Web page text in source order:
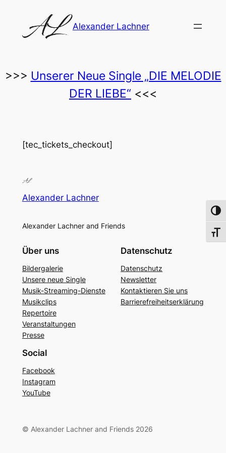
springen
Alexander Lachner
>>> Unserer Neue Single „DIE MELODIE
DER LIEBE“ <<<
[tec_tickets_checkout]
Alexander Lachner
Alexander Lachner and Friends
Über uns
Bildergalerie
Unsere neue Single
Musik-Streaming-Dienste
Musikclips
Repertoire
Veranstaltungen
Presse
Datenschutz
Datenschutz
Newsletter
Kontaktieren Sie uns
Barrierefreiheitserklärung
Social
Facebook
Instagram
YouTube
© Alexander Lachner and Friends 2026